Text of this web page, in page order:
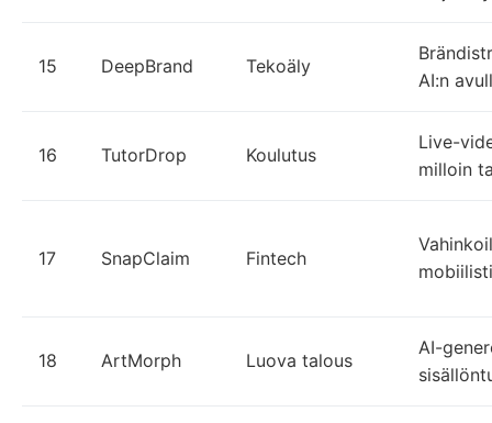
15 DeepBrand Tekoäly
AI:n
16 TutorDrop Koulutus
Live-
milloin
17 SnapClaim Fintech
18 ArtMorph Luova talous
AI-